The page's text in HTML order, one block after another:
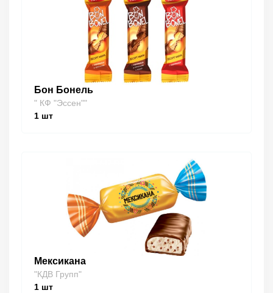
Бон Бонель
" КФ "Эссен""
1 шт
Мексикана
"КДВ Групп"
1 шт